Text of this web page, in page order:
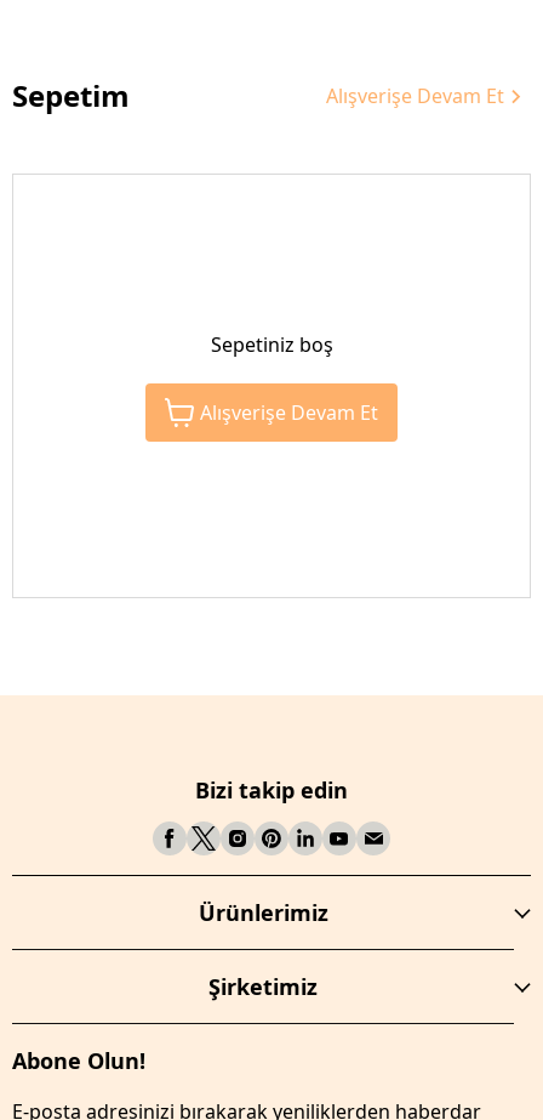
Sepetim Alışverişe Devam Et
Sepetiniz boş
Alışverişe Devam Et
Bizi takip edin
Ürünlerimiz
Şirketimiz
Abone Olun!
E-posta adresinizi bırakarak yeniliklerden haberdar